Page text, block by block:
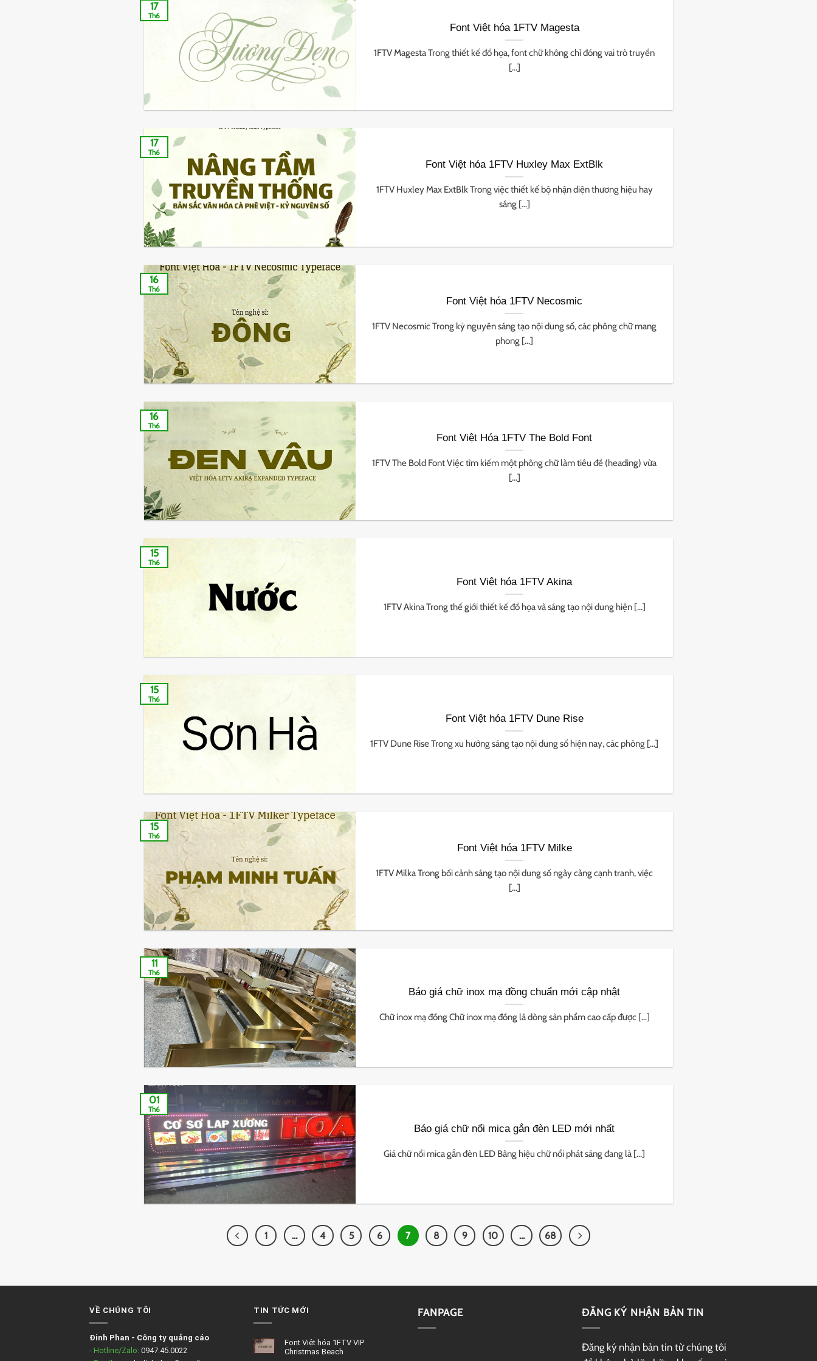
Font Việt hóa 1FTV Magesta
1FTV Magesta Trong thiết kế đồ họa, font chữ không chỉ đóng vai trò truyền
[...]
17
Th6
Font Việt hóa 1FTV Huxley Max ExtBlk
1FTV Huxley Max ExtBlk Trong việc thiết kế bộ nhận diện thương hiệu hay
sáng [...]
17
Th6
Font Việt hóa 1FTV Necosmic
1FTV Necosmic Trong kỷ nguyên sáng tạo nội dung số, các phông chữ mang
phong [...]
16
Th6
Font Việt Hóa 1FTV The Bold Font
1FTV The Bold Font Việc tìm kiếm một phông chữ làm tiêu đề (heading) vừa
[...]
16
Th6
Font Việt hóa 1FTV Akina
1FTV Akina Trong thế giới thiết kế đồ họa và sáng tạo nội dung hiện [...]
15
Th6
Font Việt hóa 1FTV Dune Rise
1FTV Dune Rise Trong xu hướng sáng tạo nội dung số hiện nay, các phông [...]
15
Th6
Font Việt hóa 1FTV Milke
1FTV Milka Trong bối cảnh sáng tạo nội dung số ngày càng cạnh tranh, việc
[...]
15
Th6
Báo giá chữ inox mạ đồng chuẩn mới cập nhật
Chữ inox mạ đồng Chữ inox mạ đồng là dòng sản phẩm cao cấp được [...]
11
Th6
Báo giá chữ nổi mica gắn đèn LED mới nhất
Giá chữ nổi mica gắn đèn LED Bảng hiệu chữ nổi phát sáng đang là [...]
01
Th6
1 … 4 5 6 7 8 9 10 … 68
VỀ CHÚNG TÔI
Đinh Phan - Công ty quảng cáo
- Hotline/Zalo: 0947.45.0022
TIN TỨC MỚI
Font Việt hóa 1FTV VIP
Christmas Beach
FANPAGE ĐĂNG KÝ NHẬN BẢN TIN
Đăng ký nhận bản tin từ chúng tôi